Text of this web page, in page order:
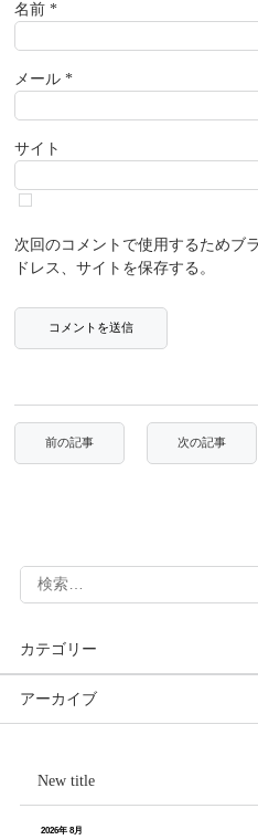
名前*
メール*
サイト
次回のコメントで使用するためブ
ドレス、サイトを保存する。
カテゴリー
アーカイブ
New title
2026年 8月